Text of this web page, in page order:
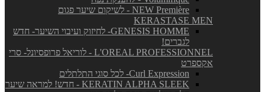
NEW Première - לשיקום שיער פגום
KERASTASE MEN
GENESIS HOMME- לחיזוק ועיבוי השיער- חדש
לגברים!
L'OREAL PROFESSIONNEL - לוריאל פרופסיונל- סרי
אקספרט
Curl Expression- לכל סוגי התלתלים
KERATIN ALPHA SLEEK - חדש! למראה שיער